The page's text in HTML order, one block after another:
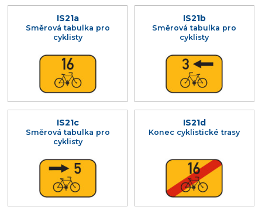
IS21a
Směrová tabulka pro
cyklisty
IS21b
Směrová tabulka pro
cyklisty
IS21c
Směrová tabulka pro
cyklisty
IS21d
Konec cyklistické trasy